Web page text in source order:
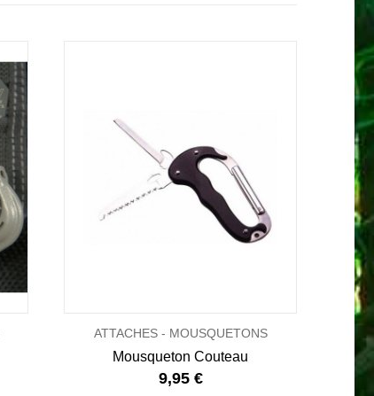
ATTACHES - MOUSQUETONS
Mousqueton Couteau
9,95 €